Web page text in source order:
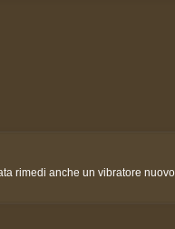
rimedi anche un vibratore